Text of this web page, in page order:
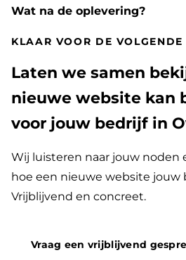
Wat na de oplevering?
KLAAR VOOR DE VOLGENDE
Laten we samen
nieuwe website kan
voor jouw bedrijf in
Wij luisteren naar jouw noden
hoe een nieuwe website jouw
Vrijblijvend en concreet.
Vraag een vrijblijvend